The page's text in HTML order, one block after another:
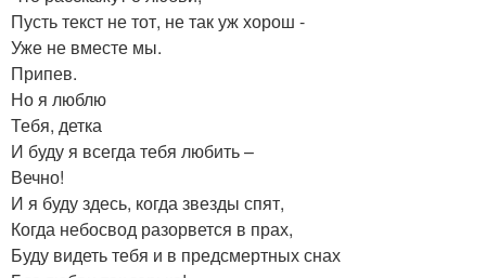
Пусть текст не тот, не так уж хорош -
Уже не вместе мы.
Припев.
Но я люблю
Тебя, детка
И буду я всегда тебя любить –
Вечно!
И я буду здесь, когда звезды спят,
Когда небосвод разорвется в прах,
Буду видеть тебя и в предсмертных снах